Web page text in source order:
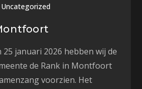
Uncategorized
25 januari 2026 hebben wij de
de Rank in Montfoort
voorzien. Het